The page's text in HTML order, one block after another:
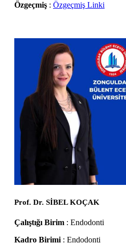
Özgeçmiş : Özgeçmiş Linki
Prof. Dr. SİBEL KOÇAK
Çalıştığı Birim : Endodonti
Kadro Birimi : Endodonti